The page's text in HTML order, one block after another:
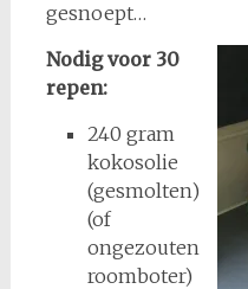
gesnoept…
Nodig voor 30
repen:
240 gram
kokosolie
(gesmolten)
(of
ongezouten
roomboter)